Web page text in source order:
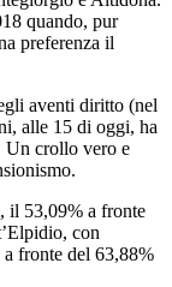
quando, pur
preferenza il
aventi diritto (nel
alle 15 di oggi, ha
Un crollo vero e
il 53,09% a fronte
con
fronte del 63,88%